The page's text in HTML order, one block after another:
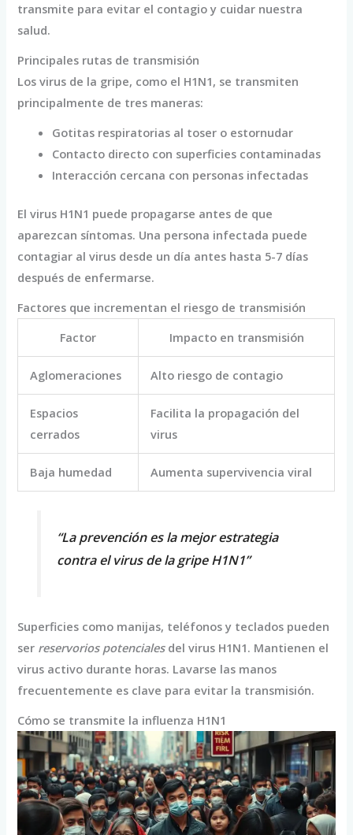
transmite para evitar el contagio y cuidar nuestra
salud.
Principales rutas de transmisión
Los virus de la gripe, como el H1N1, se transmiten
principalmente de tres maneras:
Gotitas respiratorias al toser o estornudar
Contacto directo con superficies contaminadas
Interacción cercana con personas infectadas
El virus H1N1 puede propagarse antes de que
aparezcan síntomas. Una persona infectada puede
contagiar al virus desde un día antes hasta 5-7 días
después de enfermarse.
Factores que incrementan el riesgo de transmisión
Factor
Impacto en transmisión
Aglomeraciones Alto riesgo de contagio
Espacios
cerrados
Facilita la propagación del
virus
Baja humedad Aumenta supervivencia viral
“La prevención es la mejor estrategia
contra el virus de la gripe H1N1”
Superficies como manijas, teléfonos y teclados pueden
ser reservorios potencialesdel virus H1N1. Mantienen el
virus activo durante horas. Lavarse las manos
frecuentemente es clave para evitar la transmisión.
Cómo se transmite la influenza H1N1